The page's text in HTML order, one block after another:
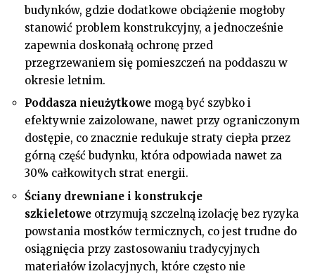
budynków, gdzie dodatkowe obciążenie mogłoby
stanowić problem konstrukcyjny, a jednocześnie
zapewnia doskonałą ochronę przed
przegrzewaniem się pomieszczeń na poddaszu w
okresie letnim.
Poddasza nieużytkowe mogą być szybko i
efektywnie zaizolowane, nawet przy ograniczonym
dostępie, co znacznie redukuje straty ciepła przez
górną część budynku, która odpowiada nawet za
30% całkowitych strat energii.
Ściany drewniane i konstrukcje
szkieletowe otrzymują szczelną izolację bez ryzyka
powstania mostków termicznych, co jest trudne do
osiągnięcia przy zastosowaniu tradycyjnych
materiałów izolacyjnych, które często nie